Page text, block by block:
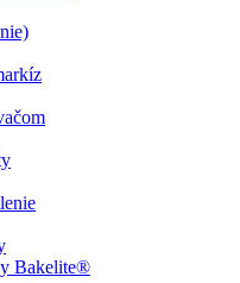
Bakelite®